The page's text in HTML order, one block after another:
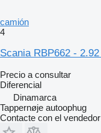
camión
4
Scania RBP662 -
Precio a consultar
Diferencial
Dinamarca
Tappernøje autoophug
Contacte con el vendedor